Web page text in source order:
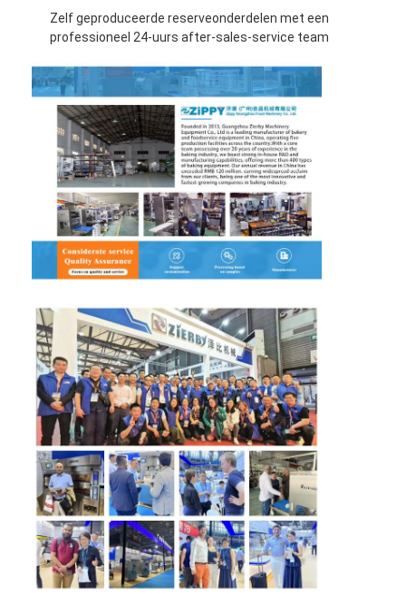
Productielijn bakkerij
Bloemmixer
Commerciële eierklopper
Deeltjesronder
Voedselvormer
Deeg Sheeter
Commerciële Broodsnijmachine
Bakkerijproefmachine
Koelkast Proofer
Oven met rek
commerciële bakkerijoven
convectieoven
Combinatieoven
pizzaoven
Kleine bakkerijapparatuur
Zelf geproduceerde reserveonderdelen met een
professioneel 24-uurs after-sales-service team